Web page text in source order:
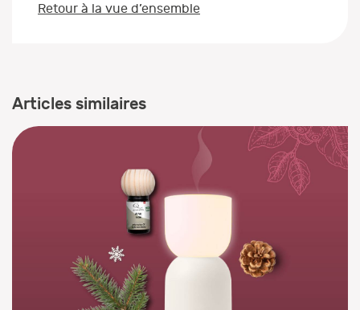
Retour à la vue d’ensemble
Articles similaires